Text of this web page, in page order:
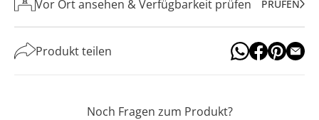
Vor Ort ansehen & Verfügbarkeit prüfen PRÜFEN
Produkt teilen
Noch Fragen zum Produkt?